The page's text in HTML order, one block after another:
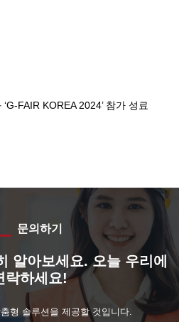
FAIR KOREA 2024’ 참가 성료
문의하기
알아보세요. 오늘 우리에
락하세요!
형 솔루션을 제공할 것입니다.